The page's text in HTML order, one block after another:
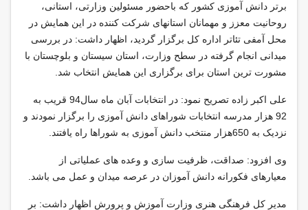
برتر دانش آموزی کشور که باحضور مسئولین وزارتی، استانی،
روحانیت معزز و مهمانان استانهای شرکت کننده در این همایش در
محل آمفی تئاتر اداره کل برگزار گردید، اظهار داشت: در بررسی
میدانی انجام گرفته در سطح وزارت، استان سیستان و بلوچستان با
مشورت ترین استان برای برگزاری این همایش انتخاب شد.
علی اکبر زاده تصریح نمود: در انتخابات آبان ماه سال94 قریب به
92 هزار مدرسه انتخابات شوراهای دانش آموزی را برگزار نمودند و
نزدیک به 650هزار منتخب دانش آموزی به شوراها راه یافتند.
وی افزود: صداقت، ظرفیت سازی و وعده های عملیاتی از
معیارهای فکورانه دانش آموزان در عرصه میدان و عمل می باشد.
مدیر کل فرهنگی هنری وزارت آموزش و پرورش اظهار داشت: بر